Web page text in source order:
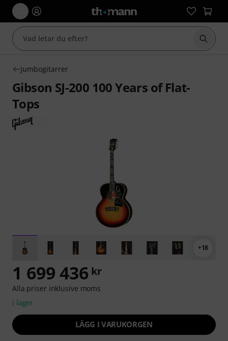
Börja
Jumbogitarrer
Gibson SJ-200 100 Years of Flat-
Tops
+18
1 699 436 kr
Alla priser inklusive moms
i lager
LÄGG I VARUKORGEN